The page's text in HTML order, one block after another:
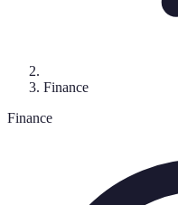
Finance
Finance